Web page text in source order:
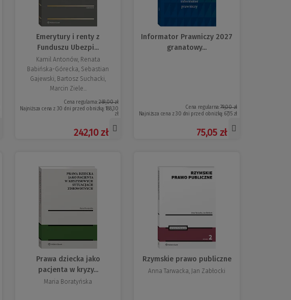
Emerytury i renty z
Funduszu Ubezpi...
Kamil Antonów, Renata
Babińska-Górecka, Sebastian
Gajewski, Bartosz Suchacki,
Marcin Ziele...
Cena regularna:269,00 zł
Najniższa cena z 30 dni przed obniżką:188,30
zł
242,10 zł
Informator Prawniczy 2027
granatowy...
Cena regularna:79,00 zł
Najniższa cena z 30 dni przed obniżką: 67,15 zł
75,05 zł
Prawa dziecka jako
pacjenta w kryzy...
Maria Boratyńska
Rzymskie prawo publiczne
Anna Tarwacka, Jan Zabłocki